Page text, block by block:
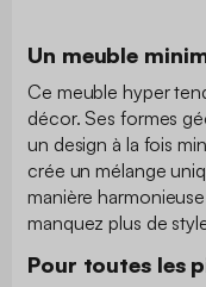
Un meuble
Ce meuble hyper
décor. Ses formes
un design à la fois
crée un mélange
manière
manquez plus de
Pour toutes les